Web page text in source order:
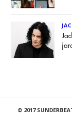
© 2017